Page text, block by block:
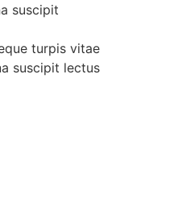
suscipit
turpis vitae
suscipit lectus